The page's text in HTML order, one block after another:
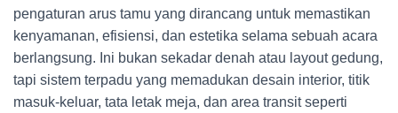
pengaturan arus tamu yang dirancang untuk memastikan
kenyamanan, efisiensi, dan estetika selama sebuah acara
berlangsung. Ini bukan sekadar denah atau layout gedung,
tapi sistem terpadu yang memadukan desain interior, titik
masuk-keluar, tata letak meja, dan area transit seperti